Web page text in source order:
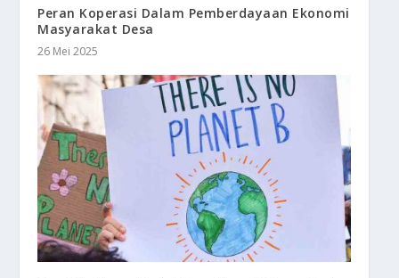
Peran Koperasi Dalam Pemberdayaan Ekonomi
Masyarakat Desa
26 Mei 2025